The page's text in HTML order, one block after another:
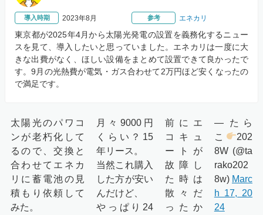
導入時期 2023年8月 参考 エネカリ
東京都が2025年4月から太陽光発電の設置を義務化するニュー
スを見て、導入したいと思っていました。エネカリは一度に大
きな出費がなく、ほしい設備をまとめて設置できて良かったで
す。9月の光熱費が電気・ガス合わせて2万円ほど安くなったの
で満足です。
太陽光のパワコ
ンが老朽化して
るので、交換と
合わせてエネカ
リに蓄電池の見
積もり依頼して
みた。
月々9000円
くらい？15
年リース。
当然これ購入
した方が安い
んだけど、
やっぱり24
前にエ
コキュ
ートが
故障し
た時は
散々だ
ったか
— たら
こ
202
8W (@ta
rako202
8w) Marc
h 17, 20
24